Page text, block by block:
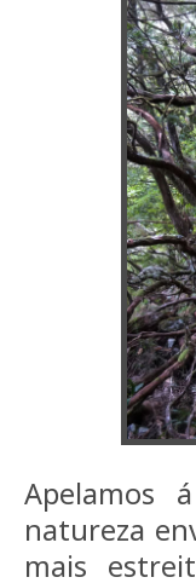
Apelamos
natureza
mais